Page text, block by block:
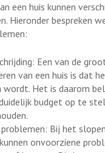
een huis kunnen
Hieronder bespreken
Een van de
van een huis is dat
wordt. Het is daarom
budget op te
Bij het
onvoorziene